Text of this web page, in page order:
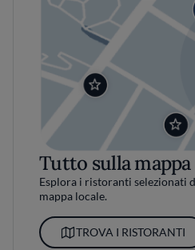
Tutto sulla mappa
Esplora i ristoranti selezionati
mappa locale.
TROVA I RISTORANTI